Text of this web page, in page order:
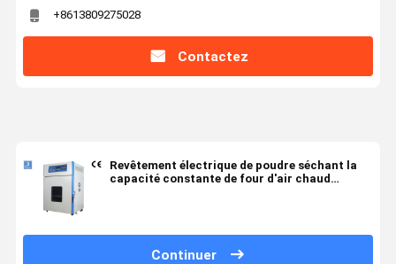
+8613809275028
Contactez
Revêtement électrique de poudre séchant la
capacité constante de four d'air chaud
Continuer